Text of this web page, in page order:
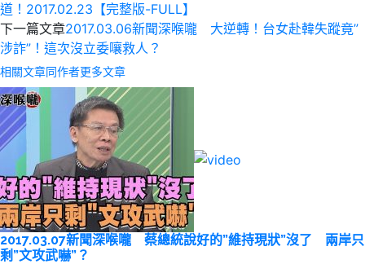
道！2017.02.23【完整版-FULL】
下一篇文章2017.03.06新聞深喉嚨 大逆轉！台女赴韓失蹤竟”
涉詐”！這次沒立委嚷救人？
相關文章同作者更多文章
2017.03.07新聞深喉嚨 蔡總統說好的”維持現狀”沒了 兩岸只
剩”文攻武嚇”？